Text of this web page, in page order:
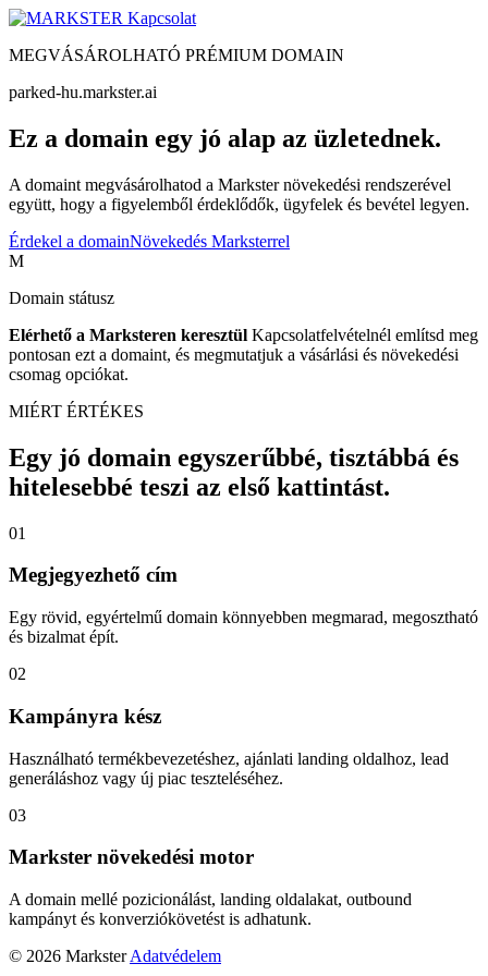
Kapcsolat
MEGVÁSÁROLHATÓ PRÉMIUM DOMAIN
parked-hu.markster.ai
Ez a domain egy jó alap az üzletednek.
A domaint megvásárolhatod a Markster növekedési rendszerével
együtt, hogy a figyelemből érdeklődők, ügyfelek és bevétel legyen.
Érdekel a domainNövekedés Marksterrel
M
Domain státusz
Elérhető a Marksteren keresztül Kapcsolatfelvételnél említsd meg
pontosan ezt a domaint, és megmutatjuk a vásárlási és növekedési
csomag opciókat.
MIÉRT ÉRTÉKES
Egy jó domain egyszerűbbé, tisztábbá és
hitelesebbé teszi az első kattintást.
01
Megjegyezhető cím
Egy rövid, egyértelmű domain könnyebben megmarad, megosztható
és bizalmat épít.
02
Kampányra kész
Használható termékbevezetéshez, ajánlati landing oldalhoz, lead
generáláshoz vagy új piac teszteléséhez.
03
Markster növekedési motor
A domain mellé pozicionálást, landing oldalakat, outbound
kampányt és konverziókövetést is adhatunk.
© 2026 Markster Adatvédelem